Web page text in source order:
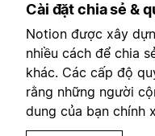
Cài đặt chia sẻ &
Notion được xây
nhiều cách để chia
khác. Các cấp độ
rằng những người
dung của bạn chính